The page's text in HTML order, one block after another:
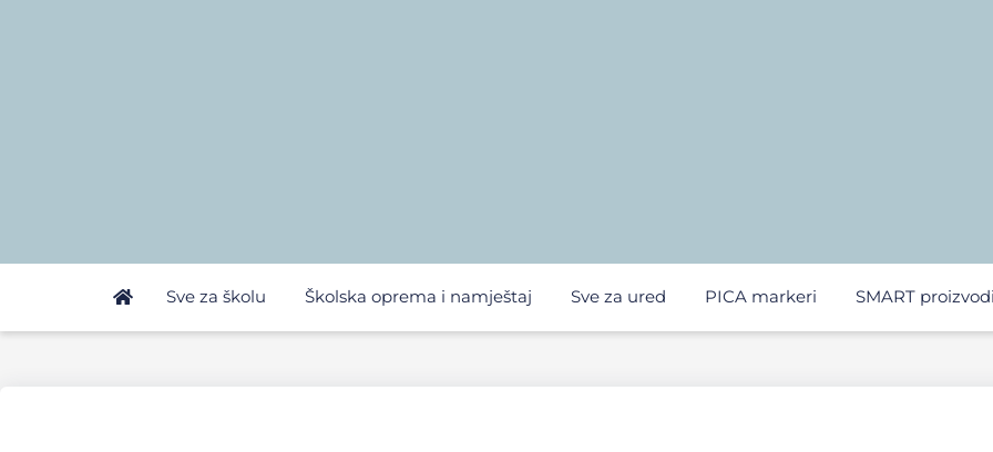
Sve za školu Školska oprema i namještaj Sve za ured PICA markeri SMART proizvodi